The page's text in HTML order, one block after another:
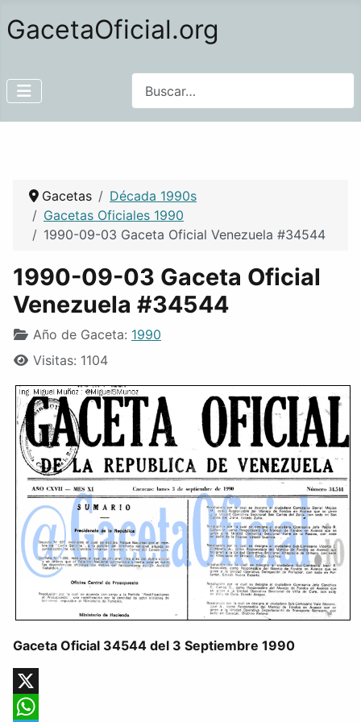
GacetaOficial.org
Gacetas
Década 1990s
Gacetas Oficiales 1990
1990-09-03 Gaceta Oficial Venezuela #34544
1990-09-03 Gaceta Oficial
Venezuela #34544
Año de Gaceta: 1990
Visitas: 1104
Gaceta Oficial 34544 del 3 Septiembre 1990
X